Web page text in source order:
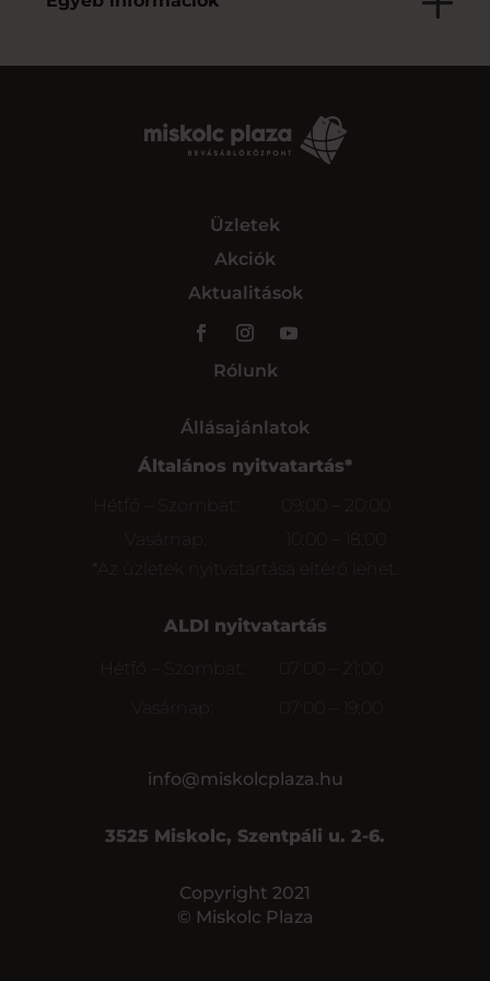
Üzletek
Akciók
Aktualitások
Rólunk
Állásajánlatok
Általános nyitvatartás*
Hétfő – Szombat:
09:00 – 20:00
Vasárnap:
*Az üzletek nyitvatartása eltérő lehet.
ALDI nyitvatartás
Hétfő – Szombat:
07:00 – 21:00
Vasárnap:
info@miskolcplaza.hu
3525 Miskolc, Szentpáli u. 2-6.
Copyright 2021
© Miskolc Plaza